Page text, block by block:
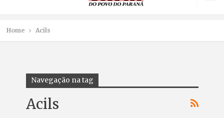
Home Acils
Navegação na tag
Acils